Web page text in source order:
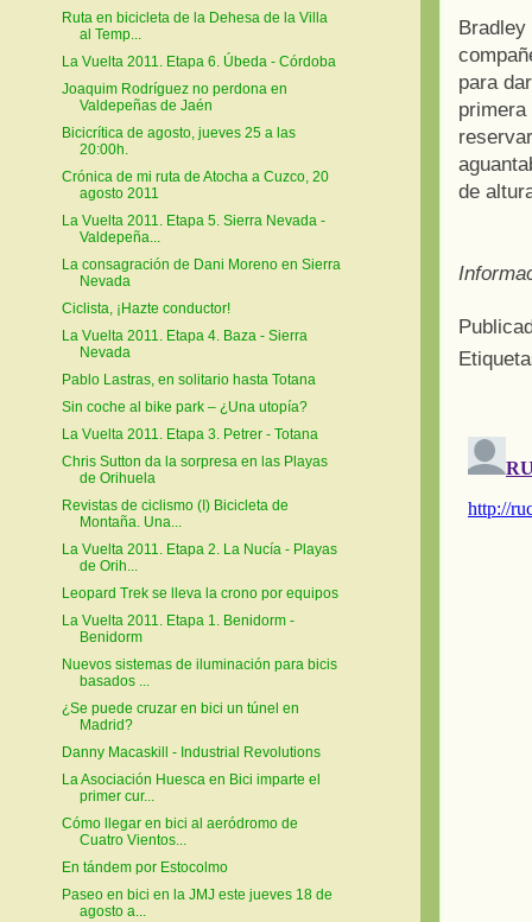
para
de
Ruta en bicicleta de la Dehesa de la Villa
al Temp...
La Vuelta 2011. Etapa 6. Úbeda - Córdoba
Joaquim Rodríguez no perdona en
Valdepeñas de Jaén
Bicicrítica de agosto, jueves 25 a las
20:00h.
Crónica de mi ruta de Atocha a Cuzco, 20
agosto 2011
La Vuelta 2011. Etapa 5. Sierra Nevada -
Valdepeña...
La consagración de Dani Moreno en Sierra
Nevada
Ciclista, ¡Hazte conductor!
La Vuelta 2011. Etapa 4. Baza - Sierra
Nevada
Pablo Lastras, en solitario hasta Totana
Sin coche al bike park – ¿Una utopía?
La Vuelta 2011. Etapa 3. Petrer - Totana
Chris Sutton da la sorpresa en las Playas
de Orihuela
Revistas de ciclismo (I) Bicicleta de
Montaña. Una...
La Vuelta 2011. Etapa 2. La Nucía - Playas
de Orih...
Leopard Trek se lleva la crono por equipos
La Vuelta 2011. Etapa 1. Benidorm -
Benidorm
Nuevos sistemas de iluminación para bicis
basados ...
¿Se puede cruzar en bici un túnel en
Madrid?
Danny Macaskill - Industrial Revolutions
La Asociación Huesca en Bici imparte el
primer cur...
Cómo llegar en bici al aeródromo de
Cuatro Vientos...
En tándem por Estocolmo
Paseo en bici en la JMJ este jueves 18 de
agosto a...